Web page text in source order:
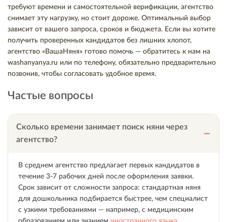
требуют времени и самостоятельной верификации, агентство
снимает эту нагрузку, но стоит дороже. Оптимальный выбор
зависит от вашего запроса, сроков и бюджета. Если вы хотите
получить проверенных кандидатов без лишних хлопот,
агентство «ВашаНяня» готово помочь — обратитесь к нам на
washanyanya.ru или по телефону, обязательно предварительно
позвонив, чтобы согласовать удобное время.
Частые вопросы
Сколько времени занимает поиск няни через
агентство?
В среднем агентство предлагает первых кандидатов в
течение 3-7 рабочих дней после оформления заявки.
Срок зависит от сложности запроса: стандартная няня
для дошкольника подбирается быстрее, чем специалист
с узкими требованиями — например, с медицинским